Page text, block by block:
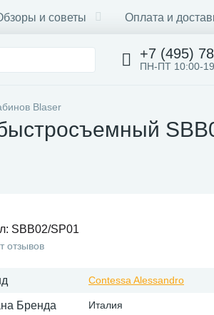
и советы Оплата и
+7 (495)
ПН-ПТ 10:00-
Blaser
SBB02/SP01
отзывов
Contessa Alessandro
Бренда Италия